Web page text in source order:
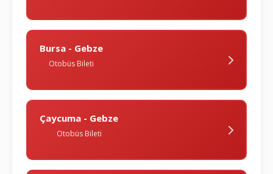
Bursa - Gebze
Otobüs Bileti
Çaycuma - Gebze
Otobüs Bileti